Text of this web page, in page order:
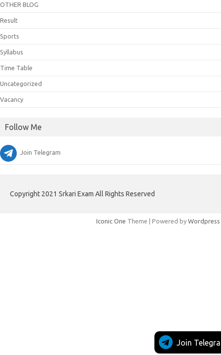
OTHER BLOG
Result
Sports
Syllabus
Time Table
Uncategorized
Vacancy
Follow Me
Join Telegram
Join
Copyright 2021 Srkari Exam All Rights Reserved
Iconic One Theme | Powered by Wordpress